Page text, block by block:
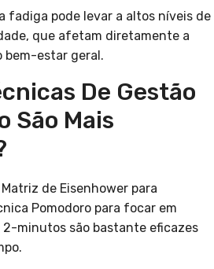
fadiga pode levar a altos níveis de
que afetam diretamente a
bem-estar geral.
De Gestão
São Mais
de Eisenhower para
Pomodoro para focar em
minutos são bastante eficazes